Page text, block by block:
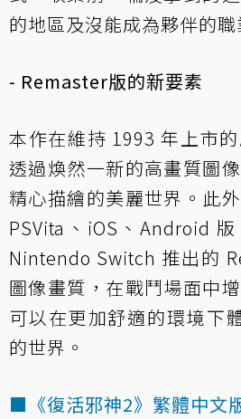
的地區及沒能成為夥伴的職
- Remaster版的新要素
本作在維持 1993 年上市
透過煥然一新的高畫質圖
精心描繪的美麗世界。此
PSVita、iOS、Android
Nintendo Switch 推出的
圖像畫質，在戰鬥場面中
可以在更加舒適的環境下
的世界。
■《復活邪神2》繁體中文